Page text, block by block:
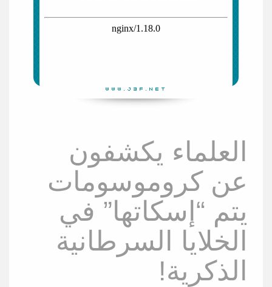
العلماء يكشفون
عن كروموسومات
يتم “إسكاتها” في
الخلايا السرطانية
الذكرية!